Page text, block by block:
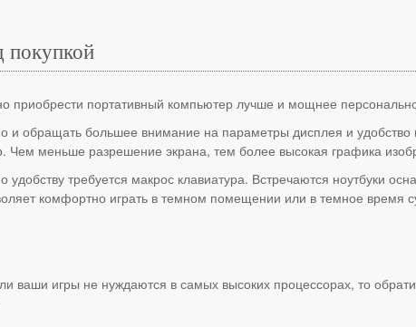
покупкой
приобрести портативный компьютер лучше и мощнее
и обращать большее внимание на параметры дисплея и удобство
Чем меньше разрешение экрана, тем более высокая графика
требуется макрос клавиатура. Встречаются ноутбуки
комфортно играть в темном помещении или в темное время
ваши игры не нуждаются в самых высоких процессорах, то